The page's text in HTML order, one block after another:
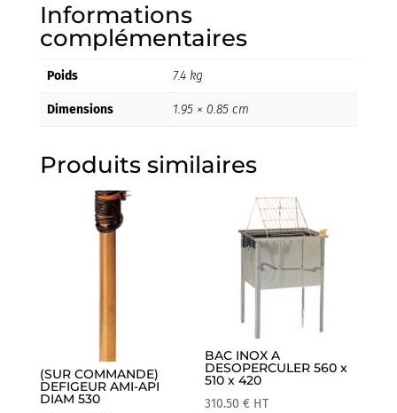
Informations
complémentaires
Poids 7.4 kg
Dimensions 1.95 × 0.85 cm
Produits similaires
(SUR COMMANDE)
DEFIGEUR AMI-API
DIAM 530
BAC INOX A
DESOPERCULER 560 x
510 x 420
310.50€ HT